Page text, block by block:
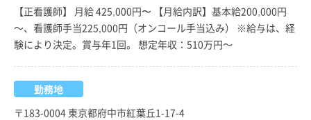
【正看護師】 月給 425,000円〜 【月給内訳】基本給200,000円
～、看護師手当225,000円（オンコール手当込み） ※給与は、経
験により決定。賞与年1回。 想定年収：510万円～
勤務地
〒183-0004 東京都府中市紅葉丘1-17-4